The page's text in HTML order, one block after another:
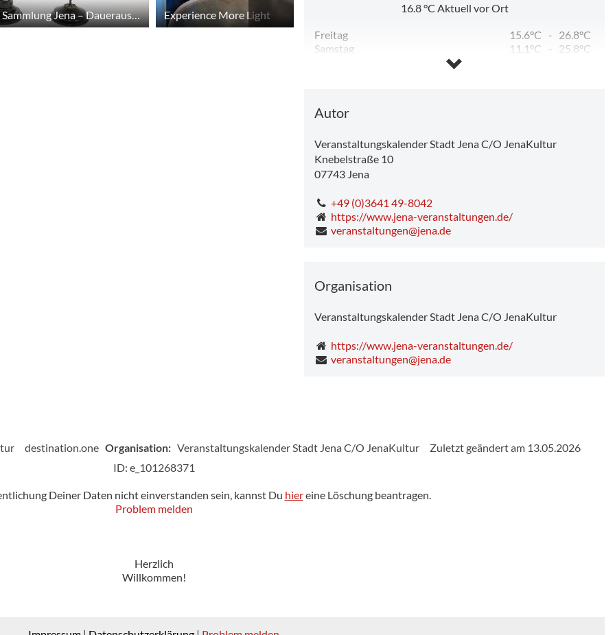
Anatomische Sammlung Jena – Dauerausstellung Experience More Light ZOHAR FRAIMAN. Players in paradise
16.8°C Aktuell vor Ort
Freitag 15.6°C - 26.8°C
Samstag
11.1°C -
25.8°C
Autor
Veranstaltungskalender Stadt Jena C/O JenaKultur
Knebelstraße 10
07743 Jena
+49 (0)3641 49-8042
https://www.jena-veranstaltungen.de/
veranstaltungen@jena.de
Organisation
Veranstaltungskalender Stadt Jena C/O JenaKultur
https://www.jena-veranstaltungen.de/
veranstaltungen@jena.de
destination.one Organisation: Veranstaltungskalender Stadt Jena C/O JenaKultur
Zuletzt geändert am 13.05.2026
ID: e_101268371
Deiner Daten nicht einverstanden sein, kannst Du hiereine Löschung beantragen.
Problem melden
Herzlich
Willkommen!